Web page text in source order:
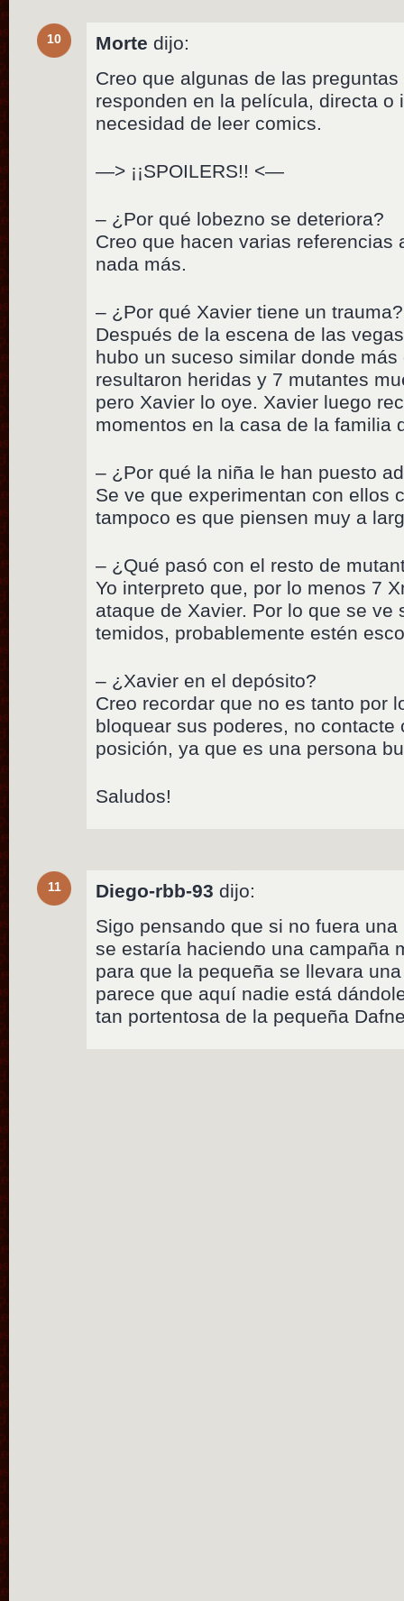
10 Morte dijo:
Creo que algunas de las
responden en la película, directa o
necesidad de leer comics.
—> ¡¡SPOILERS!! <—
– ¿Por qué lobezno se deteriora?
Creo que hacen varias referencias
nada más.
– ¿Por qué Xavier tiene un trauma?
Después de la escena de las
hubo un suceso similar donde
resultaron heridas y 7 mutantes
pero Xavier lo oye. Xavier luego
momentos en la casa de la familia
– ¿Por qué la niña le han puesto
Se ve que experimentan con ellos
tampoco es que piensen muy a
– ¿Qué pasó con el resto de
Yo interpreto que, por lo menos 7
ataque de Xavier. Por lo que se ve
temidos, probablemente estén
– ¿Xavier en el depósito?
Creo recordar que no es tanto por
bloquear sus poderes, no
posición, ya que es una persona
Saludos!
11 Diego-rbb-93 dijo:
Sigo pensando que si no fuera
se estaría haciendo una campaña
para que la pequeña se llevara
parece que aquí nadie está
tan portentosa de la pequeña